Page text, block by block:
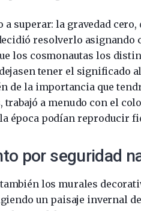
a superar: la gravedad
resolverlo asignando
los cosmonautas los
tener el significado
de la importancia que
trabajó a menudo con el
época podían reproducir
por seguridad
los murales
un paisaje invernal